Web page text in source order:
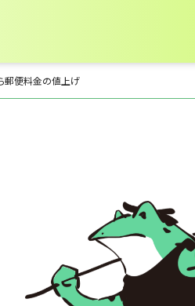
郵便料金の値上げ